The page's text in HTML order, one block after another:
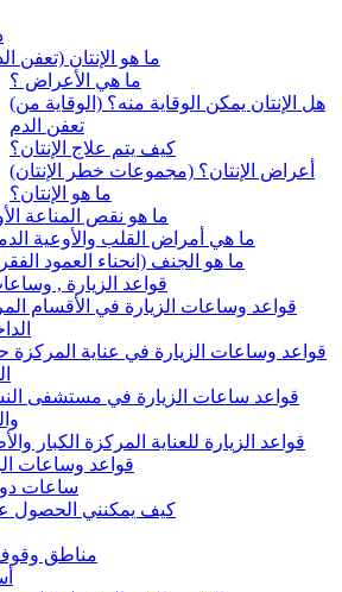
ما هو الإنتان (تعفن
ما هي الأعراض ؟
(هل الإنتان يمكن الوقاية منه؟ (الوقاية من
تعفن الدم
كيف يتم علاج الإنتان؟
(أعراض الإنتان؟ (مجموعات خطر الإنتان
ما هو الإنتان؟
ما هو نقص المناعة
ما هي أمراض القلب والأوعية
ما هو الجنف (انحناء العمود
قواعد الزيارة ,
قواعد وساعات الزيارة في الأقسام
قواعد وساعات الزيارة في عناية المركزة
قواعد ساعات الزيارة في مستشفى
قواعد الزيارة للعناية المركزة الكبار
قواعد وساعات
ساعات
كيف يمكنني الحصول
مناطق